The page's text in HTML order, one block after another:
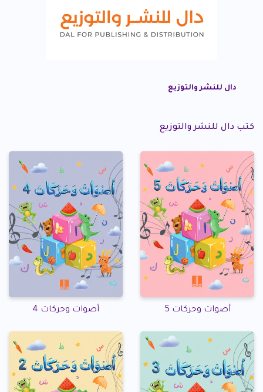
دال للنشر والتوزيع
كتب دال للنشر والتوزيع
أصوات وحركات 5 أصوات وحركات 4